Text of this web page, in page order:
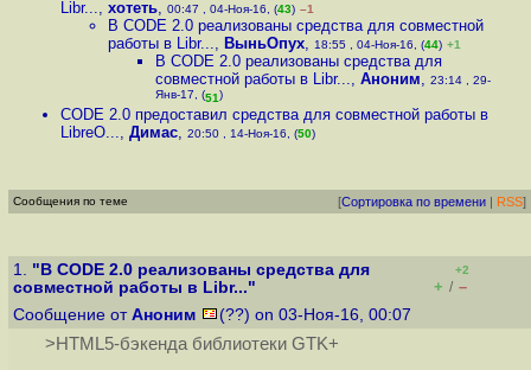
Libr..., хотеть, 00:47 , 04-Ноя-16, (43) –1
В CODE 2.0 реализованы средства для совместной
работы в Libr..., ВыньОпух, 18:55 , 04-Ноя-16, (44) +1
В CODE 2.0 реализованы средства для
совместной работы в Libr..., Аноним, 23:14 , 29-
Янв-17, (51)
CODE 2.0 предоставил средства для совместной работы в
LibreO..., Димас, 20:50 , 14-Ноя-16, (50)
Сообщения по теме [Сортировка по времени | RSS]
1. "В CODE 2.0 реализованы средства для
совместной работы в Libr..."
+2
+ / –
Сообщение от Аноним (??) on 03-Ноя-16, 00:07
>HTML5-бэкенда библиотеки GTK+